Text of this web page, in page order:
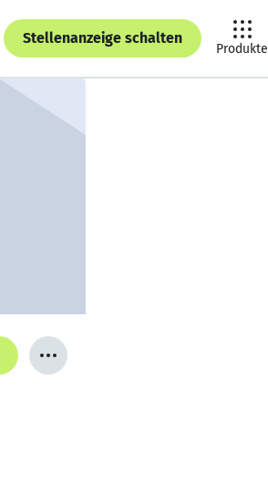
Stellenanzeige schalten
Produkte